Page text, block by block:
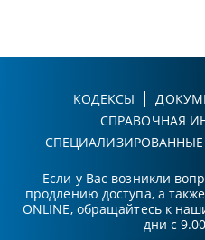
КОДЕКСЫ
СПРАВОЧНАЯ
СПЕЦИАЛИЗИРОВАННЫЕ
Если у Вас возникли
продлению доступа, а
ONLINE, обращайтесь к
дни с